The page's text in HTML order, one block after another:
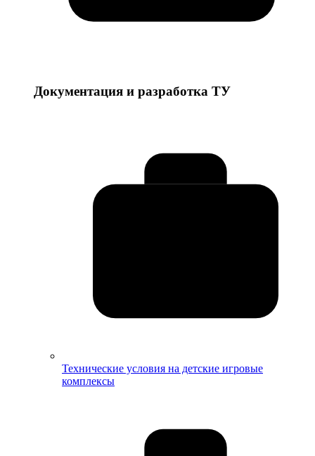
Документация и разработка ТУ
Технические условия на детские игровые
комплексы